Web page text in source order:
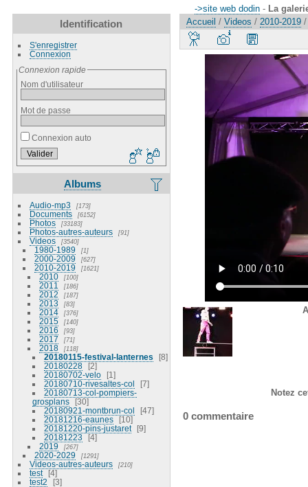
->site web dodin - La
Identification
S'enregistrer
Connexion
Connexion rapide
Nom d'utilisateur
Mot de passe
Connexion auto
Albums
Audio-mp3 173
Documents 6152
Photos 33183
Photos-autres-auteurs 91
Videos 3540
1980-1989 1
2000-2009 627
2010-2019 1621
2010 100
2011 186
2012 187
2013 83
2014 376
2015 140
2016 93
2017 71
2018 118
20180115-festival-lanternes
8
20180228
2
20180702-velo
1
20180710-rivesaltes-col
7
20180713-col-pompiers-
grosplans
30
20180921-montbrun-col
47
20181216-eaunes
10
20181220-pins-justaret
9
20181223
4
2019
267
2020-2029 1291
Videos-autres-auteurs 210
test
4
test2
3
Accueil / Videos / 2010-2019
Notez
0 commentaire